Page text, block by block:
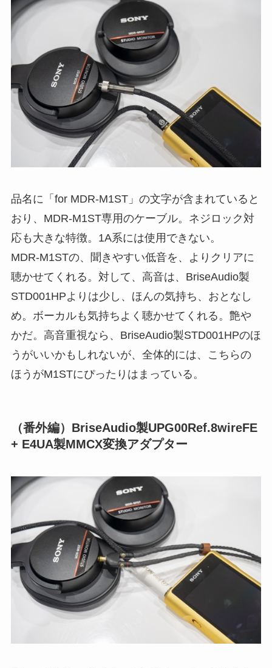
品名に「for MDR-M1ST」の文字が含まれていると
おり、MDR-M1ST専用のケーブル。ネジロック対
応も大きな特徴。1A系には使用できない。
MDR-M1STの、聞きやすい低音を、よりクリアに
聴かせてくれる。対して、高音は、BriseAudio製
STD001HPよりは少し、ほんの気持ち、おとなし
め。ボーカルも気持ちよく聴かせてくれる。艶や
かだ。高音重視なら、BriseAudio製STD001HPのほ
うがいいかもしれないが、全体的には、こちらの
ほうがM1STにぴったりはまっている。
（番外編）BriseAudio製UPG00Ref.8wireFE
+ E4UA製MMCX変換アダプター